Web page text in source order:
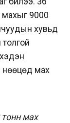
махыг 9000
хувьд
толгой
нөөцөд мах
мах